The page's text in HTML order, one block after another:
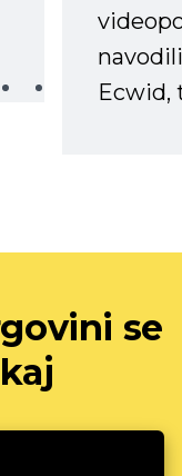
Ecwid,
se